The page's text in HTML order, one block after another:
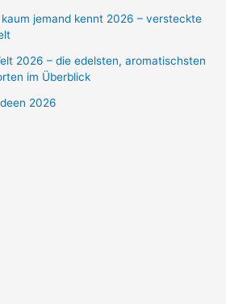
jemand kennt 2026 – versteckte
2026 – die edelsten, aromatischsten
im Überblick
2026